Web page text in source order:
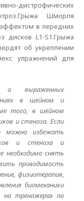
дистрофических
Шморля
в передних
дисков L1-S1.Грыжа
об укреплении
упражнений для
о выраженных
в шейном и
того, в шейном
и стеноза. Если
можно избежать
и стеноза и
необходимо снять
проводимость
физиотерапия,
биомеханики
на тренажерах по